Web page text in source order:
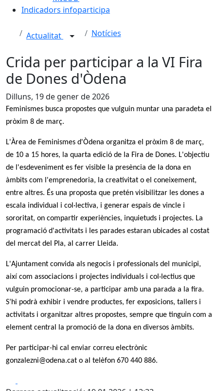
Indicadors infoparticipa
Actualitat Notícies
Crida per participar a la VI Fira
de Dones d'Òdena
Dilluns, 19 de gener de 2026
Feminismes busca propostes que vulguin muntar una paradeta el
pròxim 8 de març.
L'Àrea de Feminismes d'Òdena organitza el pròxim 8 de març,
de 10 a 15 hores, la quarta edició de la Fira de Dones. L'objectiu
de l'esdeveniment es fer visible la presència de la dona en
àmbits com l'emprenedoria, la creativitat o el coneixement,
entre altres. És una proposta que pretén visibilitzar les dones a
escala individual i col·lectiva, i generar espais de vincle i
sororitat, on compartir experiències, inquietuds i projectes. La
programació d'activitats i les parades estaran ubicades al costat
del mercat del Pla, al carrer Lleida.
L'Ajuntament convida als negocis i professionals del municipi,
així com associacions i projectes individuals i col·lectius que
vulguin promocionar-se, a participar amb una parada a la fira.
S’hi podrà exhibir i vendre productes, fer exposicions, tallers i
activitats i organitzar altres propostes, sempre que tinguin com a
element central la promoció de la dona en diversos àmbits.
Per participar-hi cal enviar correu electrònic
gonzalezni@odena.cat o al telèfon 670 440 886.